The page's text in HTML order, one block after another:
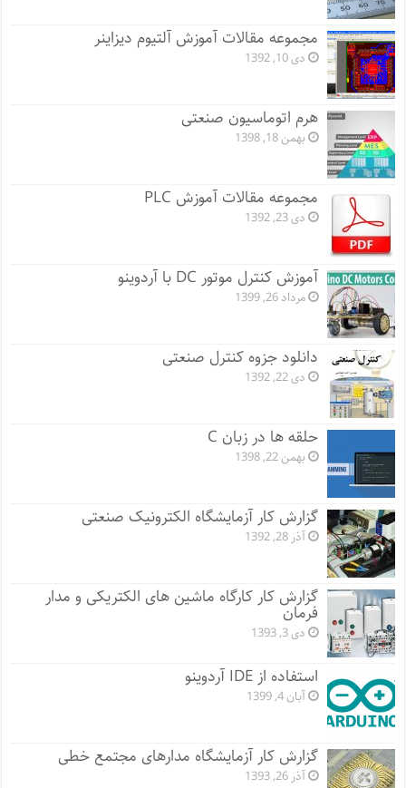
مجموعه مقالات آموزش آلتیوم دیزاینر
دی 10, 1392
هرم اتوماسیون صنعتی
بهمن 18, 1398
مجموعه مقالات آموزش PLC
دی 23, 1392
آموزش کنترل موتور DC با آردوینو
مرداد 26, 1399
دانلود جزوه کنترل صنعتی
دی 22, 1392
حلقه ها در زبان C
بهمن 22, 1398
گزارش کار آزمایشگاه الکترونیک صنعتی
آذر 28, 1392
گزارش کار کارگاه ماشین های الکتریکی و مدار
فرمان
دی 3, 1393
استفاده از IDE آردوینو
آبان 4, 1399
گزارش کار آزمایشگاه مدارهای مجتمع خطی
آذر 26, 1393